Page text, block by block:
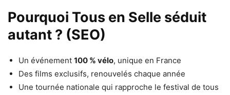
Pourquoi Tous en Selle séduit
autant ? (SEO)
Un événement 100 % vélo, unique en France
Des films exclusifs, renouvelés chaque année
Une tournée nationale qui rapproche le festival de tous